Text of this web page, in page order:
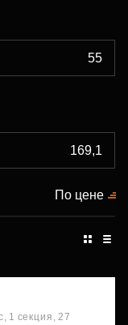
По цене
1 секция, 27